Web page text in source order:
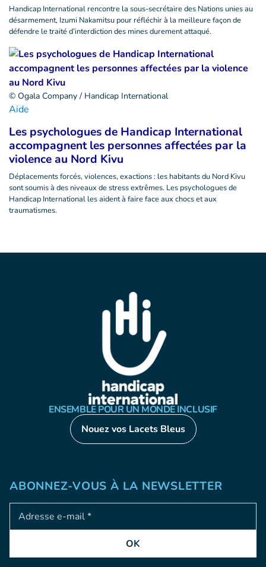
Handicap International rencontre la sous-secrétaire des Nations unies au
désarmement, Izumi Nakamitsu pour réfléchir à la meilleure façon de
défendre le traité d’interdiction des mines durement attaqué.
© Ogala Company / Handicap International
Aide
Les psychologues de Handicap International
accompagnent les personnes affectées par la
violence au Nord Kivu
Déplacements forcés, violences, exactions : les habitants du Nord Kivu
sont soumis à des niveaux de stress extrêmes. Les psychologues de
Handicap International les aident à faire face aux chocs et aux
traumatismes.
ENSEMBLE POUR UN MONDE INCLUSIF
Nouez vos Lacets Bleus
ABONNEZ-VOUS À LA NEWSLETTER
Adresse e-mail
OK